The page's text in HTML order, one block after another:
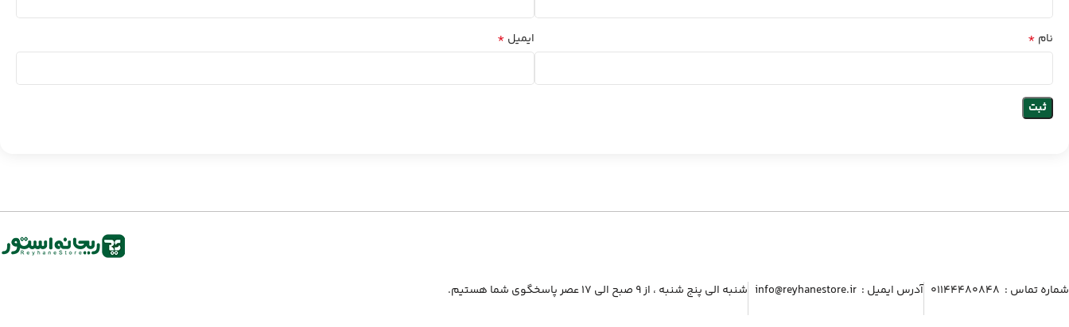
نام * ایمیل *
شماره تماس :‌ ۰۱۱۴۴۴۸۰۸۴۸ آدرس ایمیل :‌ info@reyhanestore.ir شنبه الی پنج شنبه ، از ۹ صبح الی ۱۷ عصر پاسخگوی شما هستیم.